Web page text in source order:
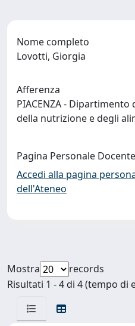
Nome completo
Lovotti, Giorgia
Afferenza
PIACENZA - Dipartimento
della nutrizione e degli
Pagina Personale
Accedi alla pagina
dell'Ateneo
Mostra
records
Risultati 1 - 4 di 4 (tempo di